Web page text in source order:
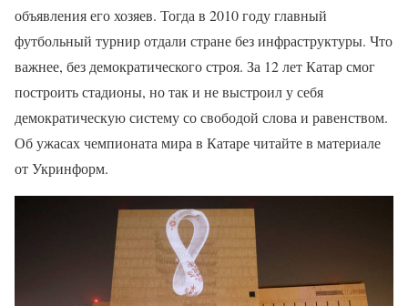
объявления его хозяев. Тогда в 2010 году главный
футбольный турнир отдали стране без инфраструктуры. Что
важнее, без демократического строя. За 12 лет Катар смог
построить стадионы, но так и не выстроил у себя
демократическую систему со свободой слова и равенством.
Об ужасах чемпионата мира в Катаре читайте в материале
от Укринформ.